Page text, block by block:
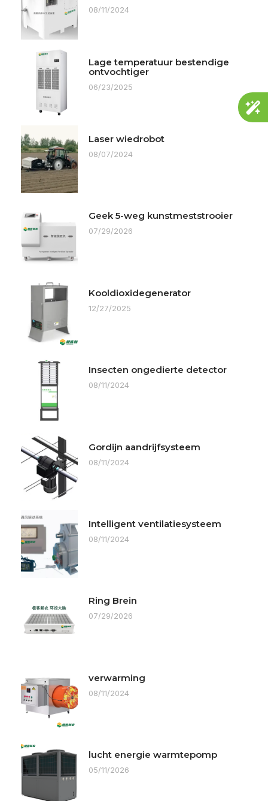
08/11/2024
Lage temperatuur bestendige
ontvochtiger
06/23/2025
Laser wiedrobot
08/07/2024
Geek 5-weg kunstmeststrooier
07/29/2026
Kooldioxidegenerator
12/27/2025
Insecten ongedierte detector
08/11/2024
Gordijn aandrijfsysteem
08/11/2024
Intelligent ventilatiesysteem
08/11/2024
Ring Brein
07/29/2026
verwarming
08/11/2024
lucht energie warmtepomp
05/11/2026